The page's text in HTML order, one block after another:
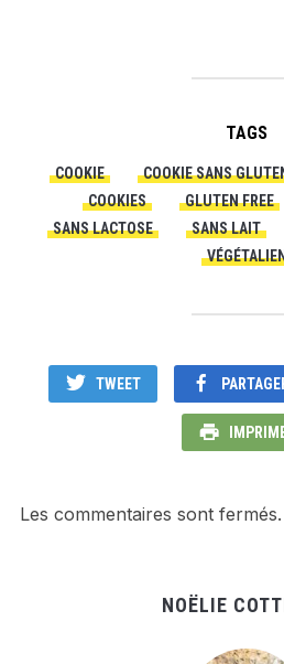
TAGS
COOKIE COOKIE SANS
COOKIES
GLUTEN FREE
SANS LACTOSE
SANS LAIT
TWEET
Les commentaires sont fermés.
NOËLIE